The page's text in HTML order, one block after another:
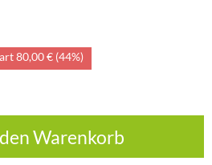
80,00 € (44%)
Warenkorb